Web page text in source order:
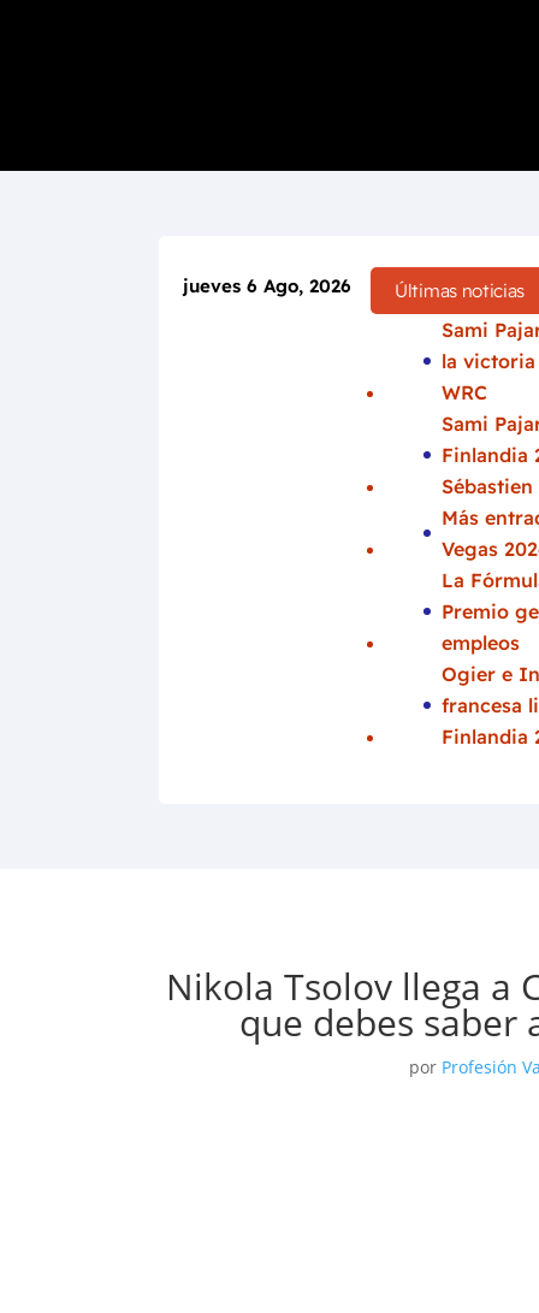
jueves 6 Ago, 2026 Últimas noticias
Sami
la victoria
WRC
Sami
Finlandia
Más
Vegas
La
Premio
empleos
Ogier e
francesa
Finlandia
Nikola Tsolov llega a
que debes saber
por Profesión